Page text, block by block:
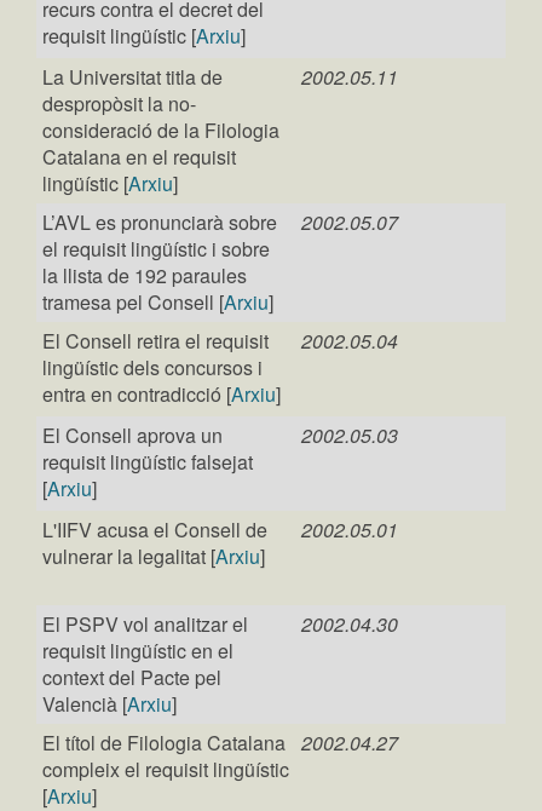
recurs contra el decret del
requisit lingüístic [Arxiu]
La Universitat titla de
despropòsit la no-
consideració de la Filologia
Catalana en el requisit
lingüístic [Arxiu]
2002.05.11
L’AVL es pronunciarà sobre
el requisit lingüístic i sobre
la llista de 192 paraules
tramesa pel Consell [Arxiu]
2002.05.07
El Consell retira el requisit
lingüístic dels concursos i
entra en contradicció [Arxiu]
2002.05.04
El Consell aprova un
requisit lingüístic falsejat
[Arxiu]
2002.05.03
L'IIFV acusa el Consell de
vulnerar la legalitat [Arxiu]
2002.05.01
El PSPV vol analitzar el
requisit lingüístic en el
context del Pacte pel
Valencià [Arxiu]
2002.04.30
El títol de Filologia Catalana
compleix el requisit lingüístic
[Arxiu]
2002.04.27